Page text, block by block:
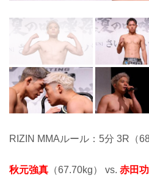
RIZIN MMAルール：5分 3R（
秋元強真 （67.70kg） vs. 赤田